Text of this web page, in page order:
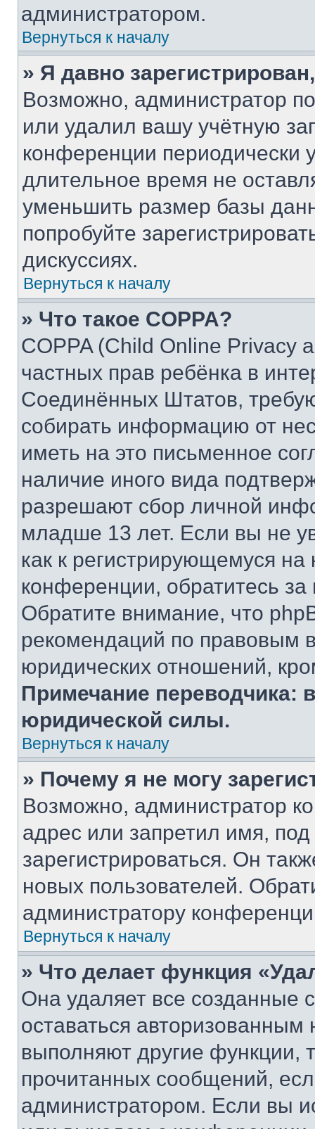
администратором.
Вернуться к началу
» Я давно
Возможно, администратор
или удалил вашу учётную
конференции периодически
длительное время не
уменьшить размер базы
попробуйте
дискуссиях.
Вернуться к началу
» Что такое COPPA?
COPPA (Child Online Privacy
частных прав ребёнка в
Соединённых Штатов,
собирать информацию от
иметь на это письменное
наличие иного вида
разрешают сбор личной
младше 13 лет. Если вы не
как к регистрирующемуся
конференции, обратитесь
Обратите внимание, что
рекомендаций по правовым
юридических отношений,
Примечание переводчика:
юридической силы.
Вернуться к началу
» Почему я не могу
Возможно, администратор
адрес или запретил имя,
зарегистрироваться. Он
новых пользователей.
администратору
Вернуться к началу
» Что делает функция
Она удаляет все созданные
оставаться
выполняют другие функции,
прочитанных сообщений,
администратором. Если вы